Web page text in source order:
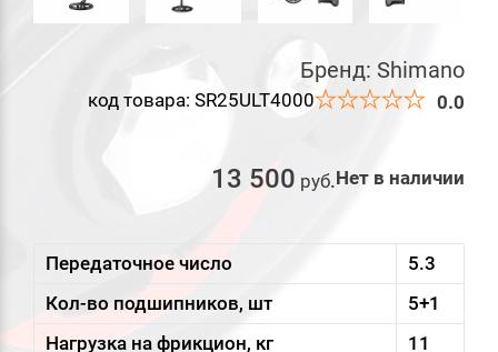
Бренд: Shimano
код товара: SR25ULT4000 0.0
13 500 руб.Нет в наличии
Передаточное число
5.3
Кол-во подшипников, шт
5+1
Нагрузка на фрикцион, кг
11